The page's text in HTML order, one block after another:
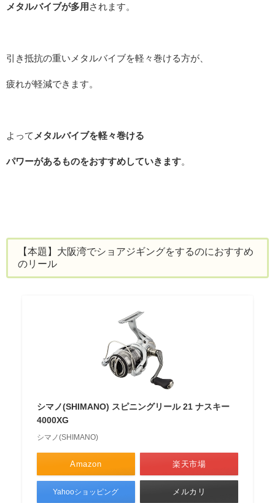
メタルバイブが多用 されます。
引き抵抗の重いメタルバイブを軽々巻ける方が、
疲れが軽減できます。
よって メタルバイブを軽々巻ける
パワーがあるものをおすすめしていきます。
【本題】大阪湾でショアジギングをするのにおすすめ
のリール
シマノ(SHIMANO) スピニングリール 21 ナスキー
4000XG
シマノ(SHIMANO)
Amazon 楽天市場
Yahooショッピング メルカリ